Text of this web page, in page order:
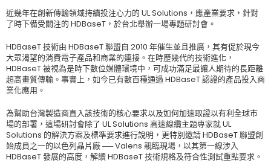
近幾年在創新傳輸領域持續投注心力的 UL Solutions，應產業要求，針對
了時下備受關注的 HDBaseT，於台北舉辦一場專題研討會。
HDBaseT 技術由 HDBaseT 聯盟自 2010 年催生並且推廣，其有促於現今
大眾渴望的消費電子產品和商業的連接。在時歷幾代的技術進化，
HDBaseT 被視為是時下數位媒體環境中，可成功滿足最讓人期待的長距離
超高畫質傳輸。事實上，如今已有數百種通過 HDBaseT 認證的產品投入商
業化應用。
為幫助台灣製造商直入該技術的核心要求以及如何加速取證以有利全球市
場的部署，這場研討會除了 UL Solutions 高速線纜主題專家就 UL
Solutions 的解決方案及標準要求進行說明，更特別邀請 HDBaseT 聯盟創
始成員之一的以色列晶片廠 ── Valens 親臨現場，以其第一線涉入
HDBaseT 發展的高度，解讀 HDBaseT 技術規格及符合性測試重點要求。